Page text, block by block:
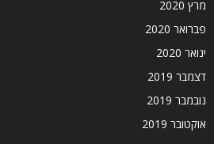
מרץ 2020
פברואר 2020
ינואר 2020
דצמבר 2019
נובמבר 2019
אוקטובר 2019